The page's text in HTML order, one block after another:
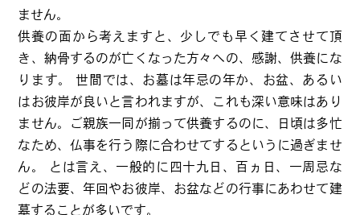
ません。
供養の面から考えますと、少しでも早く建てさせて頂
き、納骨するのが亡くなった方々への、感謝、供養にな
ります。 世間では、お墓は年忌の年か、お盆、あるい
はお彼岸が良いと言われますが、これも深い意味はあり
ません。ご親族一同が揃って供養するのに、日頃は多忙
なため、仏事を行う際に合わせてするというに過ぎませ
ん。 とは言え、一般的に四十九日、百ヵ日、一周忌な
どの法要、年回やお彼岸、お盆などの行事にあわせて建
墓することが多いです。